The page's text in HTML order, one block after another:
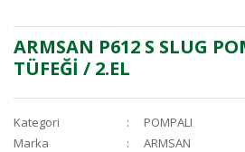
ARMSAN P612 S SLUG
TÜFEĞİ / 2.EL
Kategori
POMPALI
Marka
ARMSAN